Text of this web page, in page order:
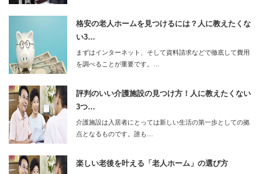
格安の老人ホームを見つけるには？人に教えたくな
い3…
まずはインターネット、そして資料請求などで徹底して費用
を調べることが重要です。…
評判のいい介護施設の見つけ方！人に教えたくない
3つ…
介護施設は入居者にとっては新しい生活の第一歩としての拠
点となるものです。誰も…
楽しい老後を叶える「老人ホーム」の選び方